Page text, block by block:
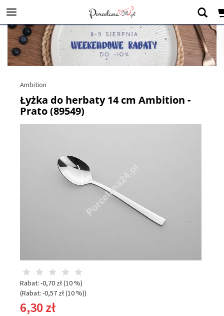
Ambition
Łyżka do herbaty 14 cm Ambition -
Prato (89549)
Rabat: -0,70 zł(10 %)
(Rabat: -0,57 zł(10 %))
6,30 zł